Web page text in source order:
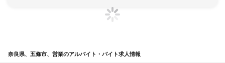
奈良県、五條市、営業のアルバイト・バイト求人情報